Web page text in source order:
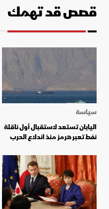
قصص قد تهمك
سياسة
اليابان تستعد لاستقبال أول ناقلة
نفط تعبر هرمز منذ اندلاع الحرب